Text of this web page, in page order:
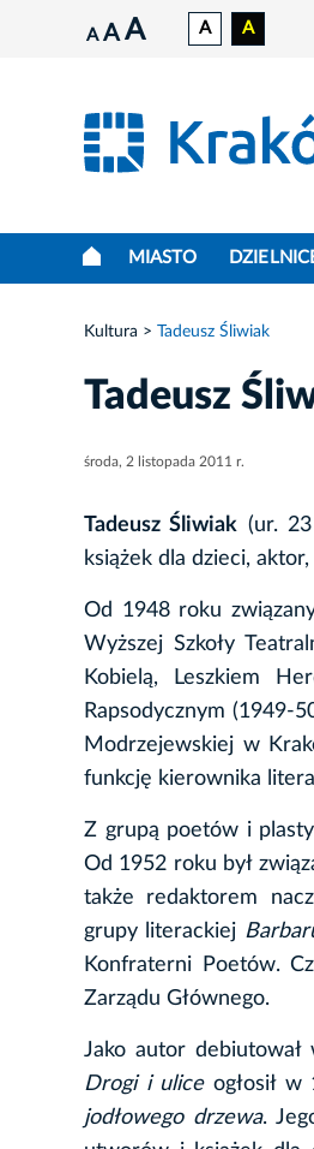
A A A A A
MIASTO
Kultura Tadeusz Śliwiak
Tadeusz
środa, 2 listopada 2011 r.
Tadeusz Śliwiak (ur.
książek dla dzieci,
Od 1948 roku
Wyższej Szkoły
Kobielą, Leszkiem
Rapsodycznym (1949-
Modrzejewskiej w
funkcję kierownika
Z grupą poetów i
Od 1952 roku był
także redaktorem
grupy literackiej
Konfraterni Poetów.
Zarządu Głównego.
Jako autor
Drogi i uliceogłosił w
jodłowego drzewa.